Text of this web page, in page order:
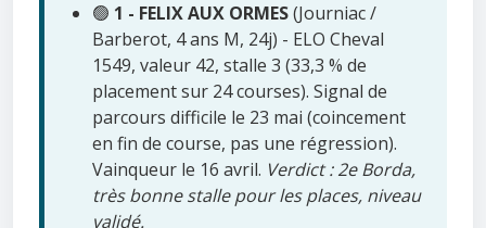
🟢 1 - FELIX AUX ORMES(Journiac /
Barberot, 4 ans M, 24j) - ELO Cheval
1549, valeur 42, stalle 3 (33,3 % de
placement sur 24 courses). Signal de
parcours difficile le 23 mai (coincement
en fin de course, pas une régression).
Vainqueur le 16 avril. Verdict : 2e Borda,
très bonne stalle pour les places, niveau
validé.